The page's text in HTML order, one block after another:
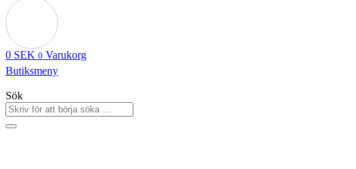
0 SEK 0 Varukorg
Butiksmeny
Sök